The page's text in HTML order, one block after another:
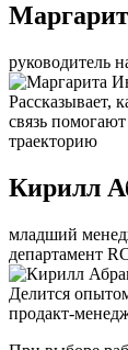
руководитель
Рассказывает,
связь
траекторию
Кирилл
младший
департамент
Делится
продакт-